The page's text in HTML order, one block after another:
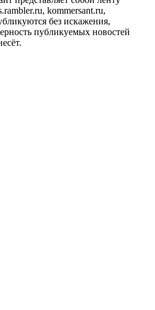
kommersant.ru,
без искажения,
публикуемых новостей